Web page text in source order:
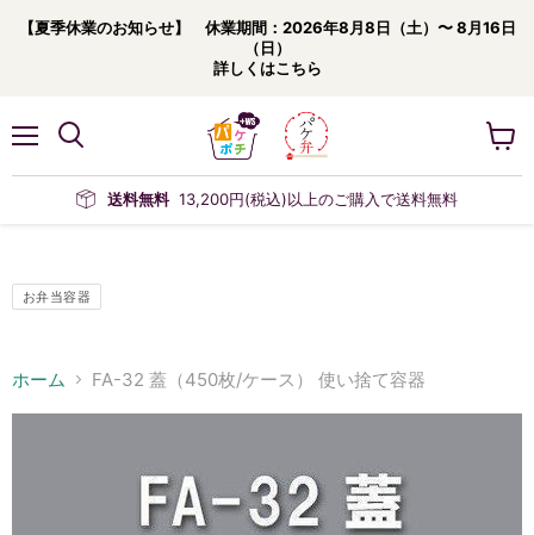
【夏季休業のお知らせ】 休業期間：2026年8月8日（土）〜 8月16日
（日）
詳しくはこちら
ニ
送料無料 13,200円(税込)以上のご購入で送料無料
ー
お弁当容器
ホーム FA-32 蓋（450枚/ケース） 使い捨て容器